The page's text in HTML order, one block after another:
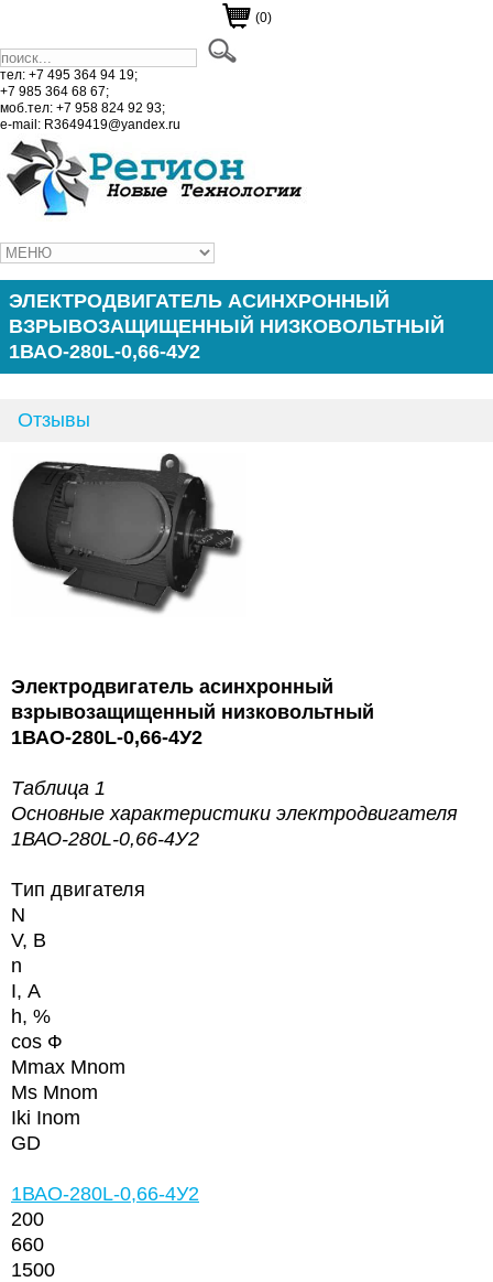
(0)
тел: +7 495 364 94 19;
+7 985 364 68 67;
моб.тел: +7 958 824 92 93;
e-mail: R3649419@yandex.ru
ЭЛЕКТРОДВИГАТЕЛЬ АСИНХРОННЫЙ
ВЗРЫВОЗАЩИЩЕННЫЙ НИЗКОВОЛЬТНЫЙ
1ВАО-280L-0,66-4У2
Отзывы
Электродвигатель асинхронный
взрывозащищенный низковольтный
1ВАО-280L-0,66-4У2
Таблица 1
Основные характеристики электродвигателя
1ВАО-280L-0,66-4У2
Tип двигателя
N
V, В
n
I, А
h, %
cos Ф
Mmax Mnom
Ms Mnom
Iki Inom
GD
1ВАО-280L-0,66-4У2
200
660
1500